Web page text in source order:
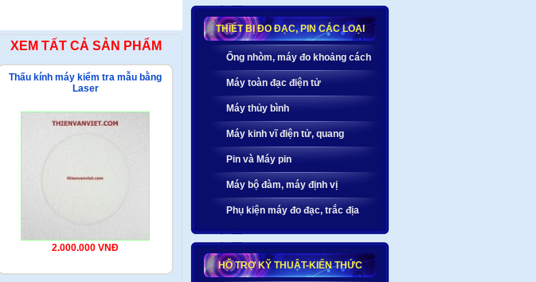
XEM TẤT CẢ SẢN PHẨM
Thấu kính máy kiểm tra mẫu bằng
Laser
2.000.000 VNĐ
THIẾT BỊ ĐO ĐẠC, PIN CÁC LOẠI
Ống nhòm, máy đo khoảng cách
Máy toàn đạc điện tử
Máy thủy bình
Máy kinh vĩ điện tử, quang
Pin và Máy pin
Máy bộ đàm, máy định vị
Phụ kiện máy đo đạc, trắc địa
HỖ TRỢ KỸ THUẬT-KIẾN THỨC